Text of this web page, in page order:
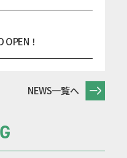
OPEN！
NEWS一覧へ